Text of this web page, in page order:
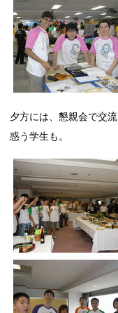
夕方には、懇親会で交
惑う学生も。